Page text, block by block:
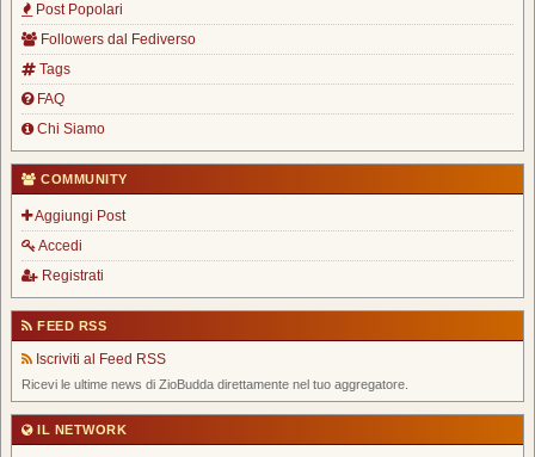
Post Popolari
Followers dal Fediverso
Tags
FAQ
Chi Siamo
COMMUNITY
Aggiungi Post
Accedi
Registrati
FEED RSS
Iscriviti al Feed RSS
Ricevi le ultime news di ZioBudda direttamente nel tuo aggregatore.
IL NETWORK